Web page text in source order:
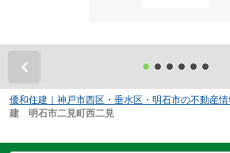
優和住建｜神戸市西区・垂水区・明石市の不動産情
建 明石市二見町西二見